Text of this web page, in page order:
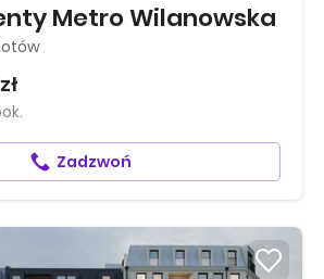
Metro Wilanowska
Zadzwoń